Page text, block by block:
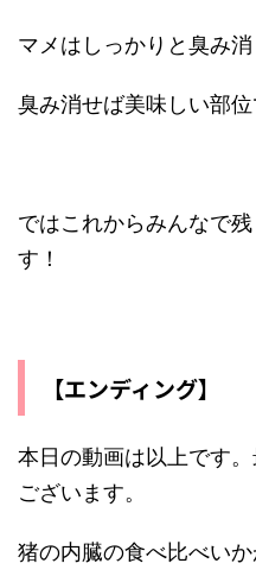
マメはしっかりと臭み
臭み消せば美味しい部位
ではこれからみんなで
す！
【エンディング】
本日の動画は以上です
ございます。
猪の内臓の食べ比べいか